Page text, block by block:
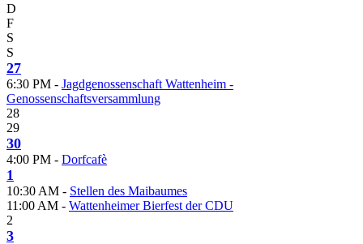
D
F
S
S
27
6:30 PM - Jagdgenossenschaft Wattenheim -
Genossenschaftsversammlung
28
29
30
4:00 PM - Dorfcafè
1
10:30 AM - Stellen des Maibaumes
11:00 AM - Wattenheimer Bierfest der CDU
2
3